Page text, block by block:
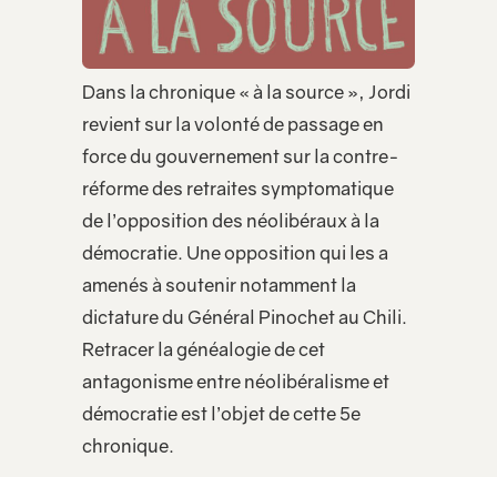
Dans la chronique « à la source », Jordi
revient sur la volonté de passage en
force du gouvernement sur la contre-
réforme des retraites symptomatique
de l’opposition des néolibéraux à la
démocratie. Une opposition qui les a
amenés à soutenir notamment la
dictature du Général Pinochet au Chili.
Retracer la généalogie de cet
antagonisme entre néolibéralisme et
démocratie est l’objet de cette 5e
chronique.